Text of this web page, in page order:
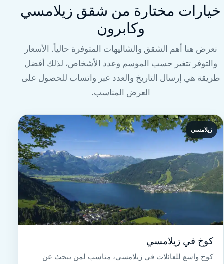
خيارات مختارة من شقق زيلامسي
وكابرون
نعرض هنا أهم الشقق والشاليهات المتوفرة حالياً. الأسعار
والتوفر تتغير حسب الموسم وعدد الأشخاص، لذلك أفضل
طريقة هي إرسال التاريخ والعدد عبر واتساب للحصول على
العرض المناسب.
زيلامسي
كوخ في زيلامسي
كوخ واسع للعائلات في زيلامسي، مناسب لمن يبحث عن